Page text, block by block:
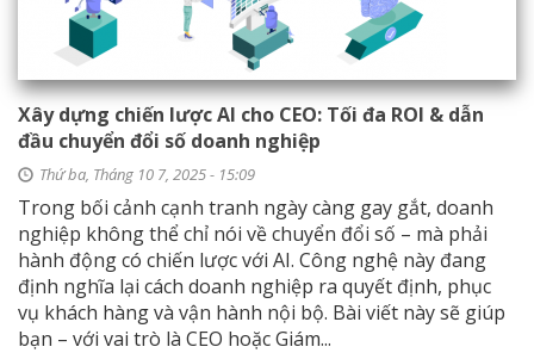
Xây dựng chiến lược AI cho CEO: Tối đa ROI & dẫn
đầu chuyển đổi số doanh nghiệp
Thứ ba, Tháng 10 7, 2025 - 15:09
Trong bối cảnh cạnh tranh ngày càng gay gắt, doanh
nghiệp không thể chỉ nói về chuyển đổi số – mà phải
hành động có chiến lược với AI. Công nghệ này đang
định nghĩa lại cách doanh nghiệp ra quyết định, phục
vụ khách hàng và vận hành nội bộ. Bài viết này sẽ giúp
bạn – với vai trò là CEO hoặc Giám...